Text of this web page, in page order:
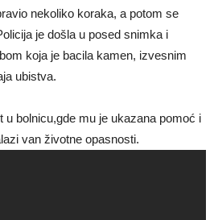
nekoliko koraka, a potom se
je došla u posed snimka i
koja je bacila kamen, izvesnim
ubistva.
u bolnicu,gde mu je ukazana pomoć i
van životne opasnosti.